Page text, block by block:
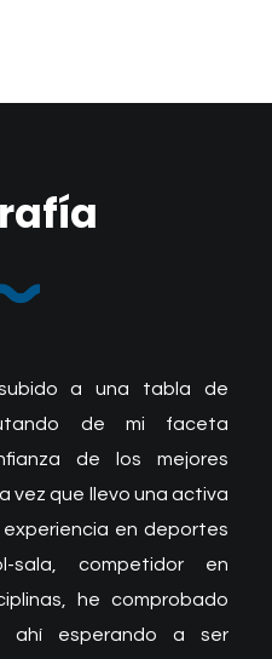
a una tabla de
de mi faceta
de los mejores
vez que llevo una activa
experiencia en deportes
competidor en
he comprobado
ahí esperando a ser